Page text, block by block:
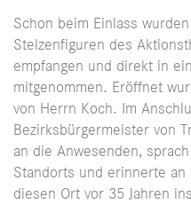
Schon beim Einlass
Stelzenfiguren des
empfangen und direkt in
mitgenommen. Eröffnet
von Herrn Koch. Im
Bezirksbürgermeister von
an die Anwesenden,
Standorts und erinnerte
diesen Ort vor 35 Jahren